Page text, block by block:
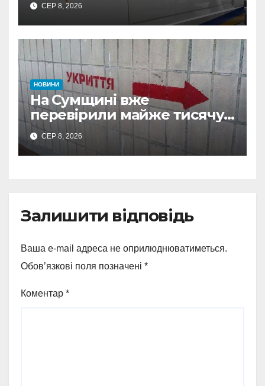
СЕР 8, 2026
НОВИНИ
На Сумщині вже
перевірили майже тисячу
укриттів: де виявили
замкнені двері
СЕР 8, 2026
Залишити відповідь
Ваша e-mail адреса не оприлюднюватиметься.
Обов’язкові поля позначені *
Коментар *